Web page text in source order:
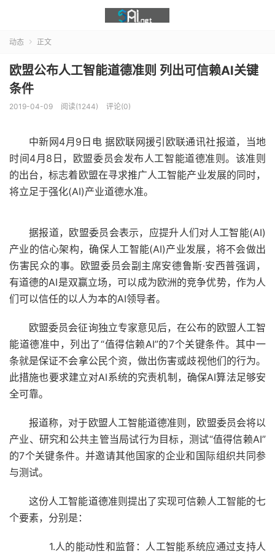
动态  正文
欧盟公布人工智能道德准则 列出可信赖AI关键
条件
2019-04-09 阅读(1244) 评论(0)
中新网4月9日电 据欧联网援引欧联通讯社报道，当地
时间4月8日，欧盟委员会发布人工智能道德准则。该准则
的出台，标志着欧盟在寻求推广人工智能产业发展的同时，
将立足于强化(AI)产业道德水准。
据报道，欧盟委员会表示，应提升人们对人工智能(AI)
产业的信心架构，确保人工智能(AI)产业发展，将不会做出
伤害民众的事。欧盟委员会副主席安德鲁斯·安西普强调，
有道德的AI是双赢立场，可以成为欧洲的竞争优势，作为人
们可以信任的以人为本的AI领导者。
欧盟委员会征询独立专家意见后，在公布的欧盟人工智
能道德准中，列出了“值得信赖AI”的7个关键条件。其中一
条就是保证不会拿公民个资，做出伤害或歧视他们的行为。
此措施也要求建立对AI系统的究责机制，确保AI算法足够安
全可靠。
报道称，对于欧盟人工智能道德准则，欧盟委员会将以
产业、研究和公共主管当局试行为目标，测试“值得信赖AI”
的7个关键条件。并邀请其他国家的企业和国际组织共同参
与测试。
这份人工智能道德准则提出了实现可信赖人工智能的七
个要素，分别是：
1.人的能动性和监督：人工智能系统应通过支持人